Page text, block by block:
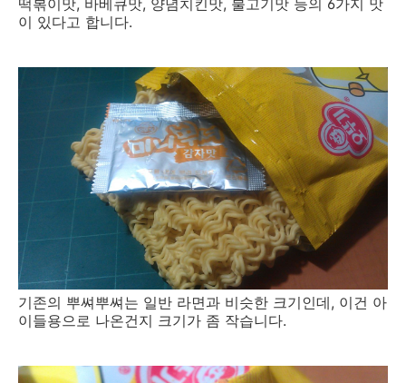
이 있다고 합니다.
기존의 뿌쎠뿌쎠는 일반 라면과 비슷한 크기인데, 이건 아
이들용으로 나온건지 크기가 좀 작습니다.